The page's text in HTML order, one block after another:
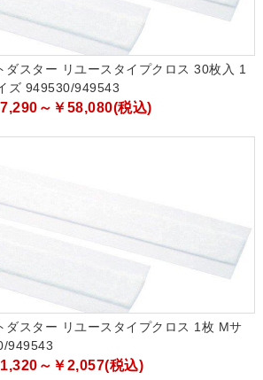
ダスター リユースタイプクロス 30枚入 1
ズ 949530/949543
～￥58,080(税込)
ダスター リユースタイプクロス 1枚 Mサ
949543
1,320～￥2,057(税込)